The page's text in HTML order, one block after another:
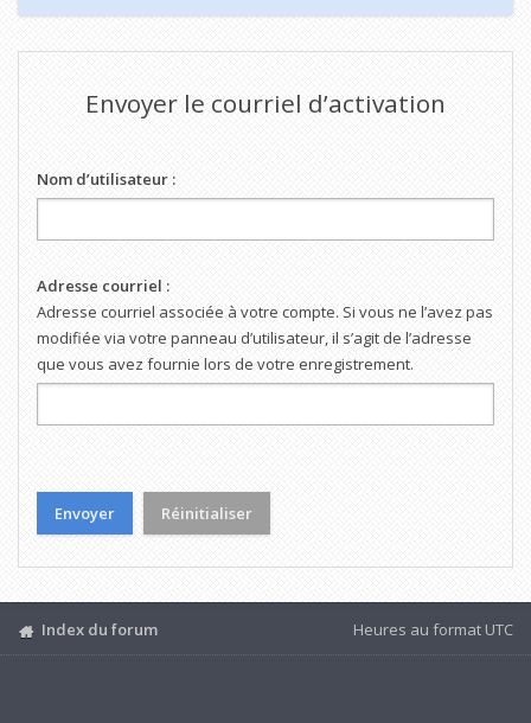
Envoyer le courriel d’activation
Nom d’utilisateur :
Adresse courriel :
Adresse courriel associée à votre compte. Si vous ne l’avez pas
modifiée via votre panneau d’utilisateur, il s’agit de l’adresse
que vous avez fournie lors de votre enregistrement.
Index du forum Heures au format UTC